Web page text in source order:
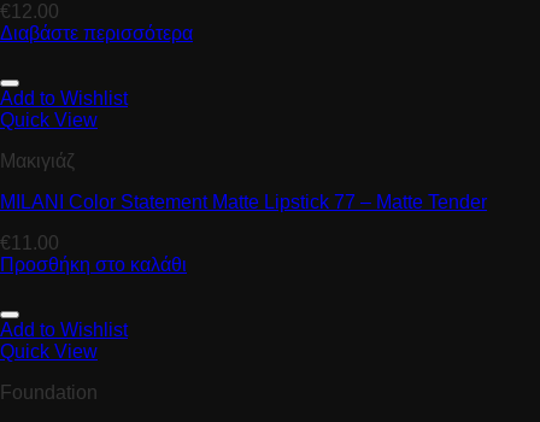
€12.00
Διαβάστε περισσότερα
Add to Wishlist
Quick View
Μακιγιάζ
MILANI Color Statement Matte Lipstick 77 – Matte Tender
€11.00
Προσθήκη στο καλάθι
Add to Wishlist
Quick View
Foundation